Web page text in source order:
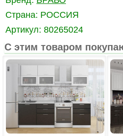
Страна: РОССИЯ
Артикул:80265024
С этим товаром